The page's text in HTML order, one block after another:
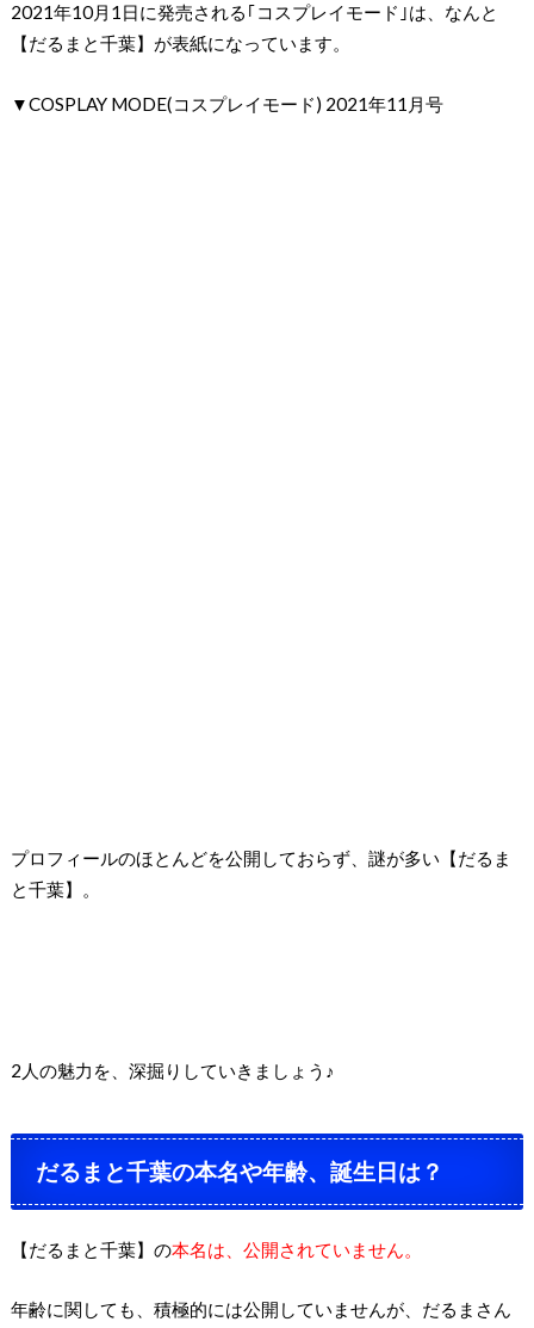
2021年10月1日に発売される｢コスプレイモード｣は、なんと
【だるまと千葉】が表紙になっています。
▼COSPLAY MODE(コスプレイモード) 2021年11月号
プロフィールのほとんどを公開しておらず、謎が多い【だるま
と千葉】。
2人の魅力を、深掘りしていきましょう♪
だるまと千葉の本名や年齢、誕生日は？
【だるまと千葉】の本名は、公開されていません。
年齢に関しても、積極的には公開していませんが、だるまさん